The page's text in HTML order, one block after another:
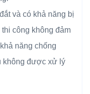
và có khả năng bị
công không đảm
năng chống
không được xử lý